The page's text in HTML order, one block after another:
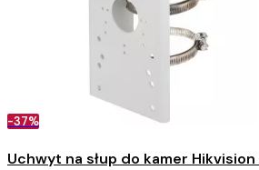
-37%
Uchwyt na słup do kamer Hikvision